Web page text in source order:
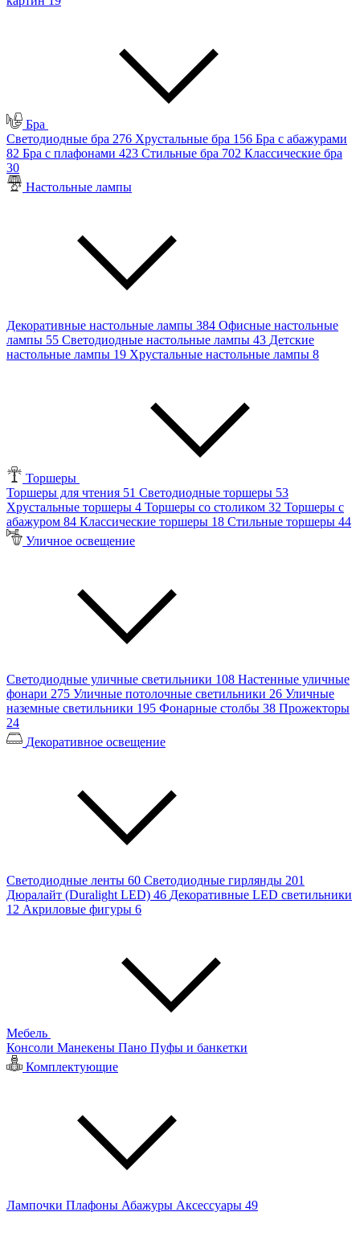
Бра
Светодиодные бра 276 Хрустальные бра 156 Бра с абажурами
82 Бра с плафонами 423 Стильные бра 702 Классические бра
30
Настольные лампы
Декоративные настольные лампы 384 Офисные настольные
лампы 55 Светодиодные настольные лампы 43 Детские
настольные лампы 19 Хрустальные настольные лампы 8
Торшеры
Торшеры для чтения 51 Светодиодные торшеры 53
Хрустальные торшеры 4 Торшеры со столиком 32 Торшеры с
абажуром 84 Классические торшеры 18 Стильные торшеры 44
Уличное освещение
Светодиодные уличные светильники 108 Настенные уличные
фонари 275 Уличные потолочные светильники 26 Уличные
наземные светильники 195 Фонарные столбы 38 Прожекторы
24
Декоративное освещение
Светодиодные ленты 60 Светодиодные гирлянды 201
Дюралайт (Duralight LED) 46 Декоративные LED светильники
12 Акриловые фигуры 6
Мебель
Консоли Манекены Пано Пуфы и банкетки
Комплектующие
Лампочки Плафоны Абажуры Аксессуары 49